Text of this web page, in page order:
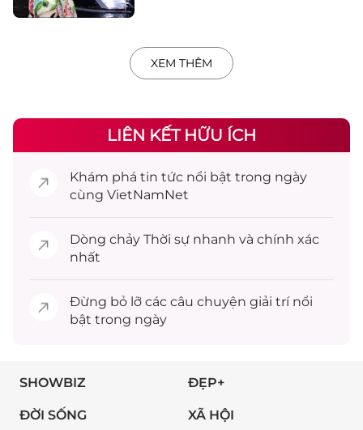
XEM THÊM
LIÊN KẾT HỮU ÍCH
Khám phá tin tức nổi bật trong ngày
cùng VietNamNet
Dòng chảy Thời sự nhanh và chính xác
nhất
Đừng bỏ lỡ các câu chuyện giải trínổi
bật trong ngày
SHOWBIZ ĐẸP+
ĐỜI SỐNG XÃ HỘI